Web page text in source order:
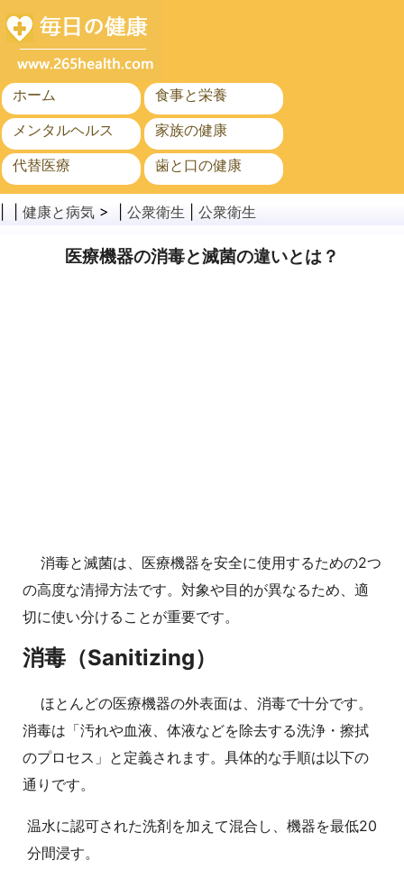
ホーム
食事と栄養
メンタルヘルス
家族の健康
代替医療
歯と口の健康
がん
公衆衛生
健康と病気 > | 公衆衛生 公衆衛生
医療機器の消毒と滅菌の違いとは？
消毒と滅菌は、医療機器を安全に使用するための2つ
の高度な清掃方法です。対象や目的が異なるため、適
切に使い分けることが重要です。
消毒（Sanitizing）
ほとんどの医療機器の外表面は、消毒で十分です。
消毒は「汚れや血液、体液などを除去する洗浄・擦拭
のプロセス」と定義されます。具体的な手順は以下の
通りです。
温水に認可された洗剤を加えて混合し、機器を最低20
分間浸す。